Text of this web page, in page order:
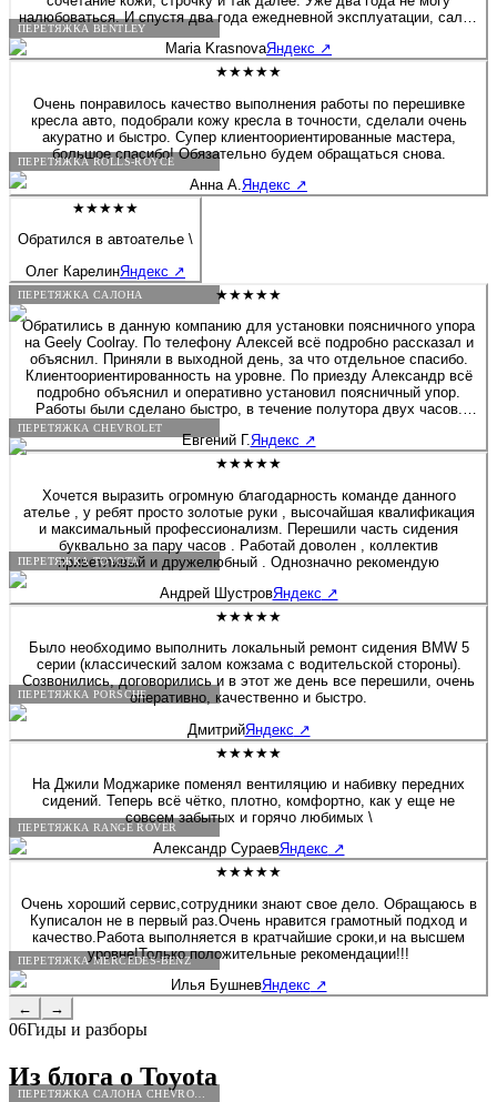
ПЕРЕТЯЖКА BENTLEY
ПЕРЕТЯЖКА ROLLS-ROYCE
ПЕРЕТЯЖКА САЛОНА
ПЕРЕТЯЖКА CHEVROLET
ПЕРЕТЯЖКА TOYOTA
ПЕРЕТЯЖКА PORSCHE
ПЕРЕТЯЖКА RANGE ROVER
ПЕРЕТЯЖКА MERCEDES-BENZ
налюбоваться. И спустя два года ежедневной эксплуатации, салон
будто я только забрала после перешива. Сейчас перешивала руль
на Солярисе. Здесь работают профессионалы своего дела!
Maria KrasnovaЯндекс ↗
★★★★★
Очень понравилось качество выполнения работы по перешивке
кресла авто, подобрали кожу кресла в точности, сделали очень
акуратно и быстро. Супер клиентоориентированные мастера,
большое спасибо! Обязательно будем обращаться снова.
Анна А. Яндекс ↗
★★★★★
Обратился в автоателье \
Олег КарелинЯндекс ↗
★★★★★
Обратились в данную компанию для установки поясничного упора
на Geely Coolray. По телефону Алексей всё подробно рассказал и
объяснил. Приняли в выходной день, за что отдельное спасибо.
Клиентоориентированность на уровне. По приезду Александр всё
подробно объяснил и оперативно установил поясничный упор.
Работы были сделано быстро, в течение полутора двух часов.
Если будет нужно сделать какие-либо работы связанные с
перешивом и модернизацией салона, детейлингом, то обязательно
обращусь в данную компанию. Алексей спасибо Вам и
Евгений Г.Яндекс ↗
★★★★★
Хочется выразить огромную благодарность команде данного
ателье , у ребят просто золотые руки , высочайшая квалификация
и максимальный профессионализм. Перешили часть сидения
буквально за пару часов . Работай доволен , коллектив
приветливый и дружелюбный . Однозначно рекомендую
Андрей ШустровЯндекс ↗
★★★★★
Было необходимо выполнить локальный ремонт сидения BMW 5
серии (классический залом кожзама с водительской стороны).
Созвонились, договорились и в этот же день все перешили, очень
оперативно, качественно и быстро.
ДмитрийЯндекс ↗
★★★★★
На Джили Моджарике поменял вентиляцию и набивку передних
сидений. Теперь всё чётко, плотно, комфортно, как у еще не
совсем забытых и горячо любимых \
Александр СураевЯндекс ↗
★★★★★
Очень хороший сервис,сотрудники знают свое дело. Обращаюсь в
Куписалон не в первый раз.Очень нравится грамотный подход и
качество.Работа выполняется в кратчайшие сроки,и на высшем
уровне!Только положительные рекомендации!!!
Илья БушневЯндекс ↗
←
→
06Гиды и разборы
Из блога о Toyota